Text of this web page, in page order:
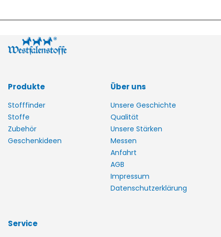
Produkte
Stofffinder
Stoffe
Zubehör
Geschenkideen
Über uns
Unsere Geschichte
Qualität
Unsere Stärken
Messen
Anfahrt
AGB
Impressum
Datenschutzerklärung
Service